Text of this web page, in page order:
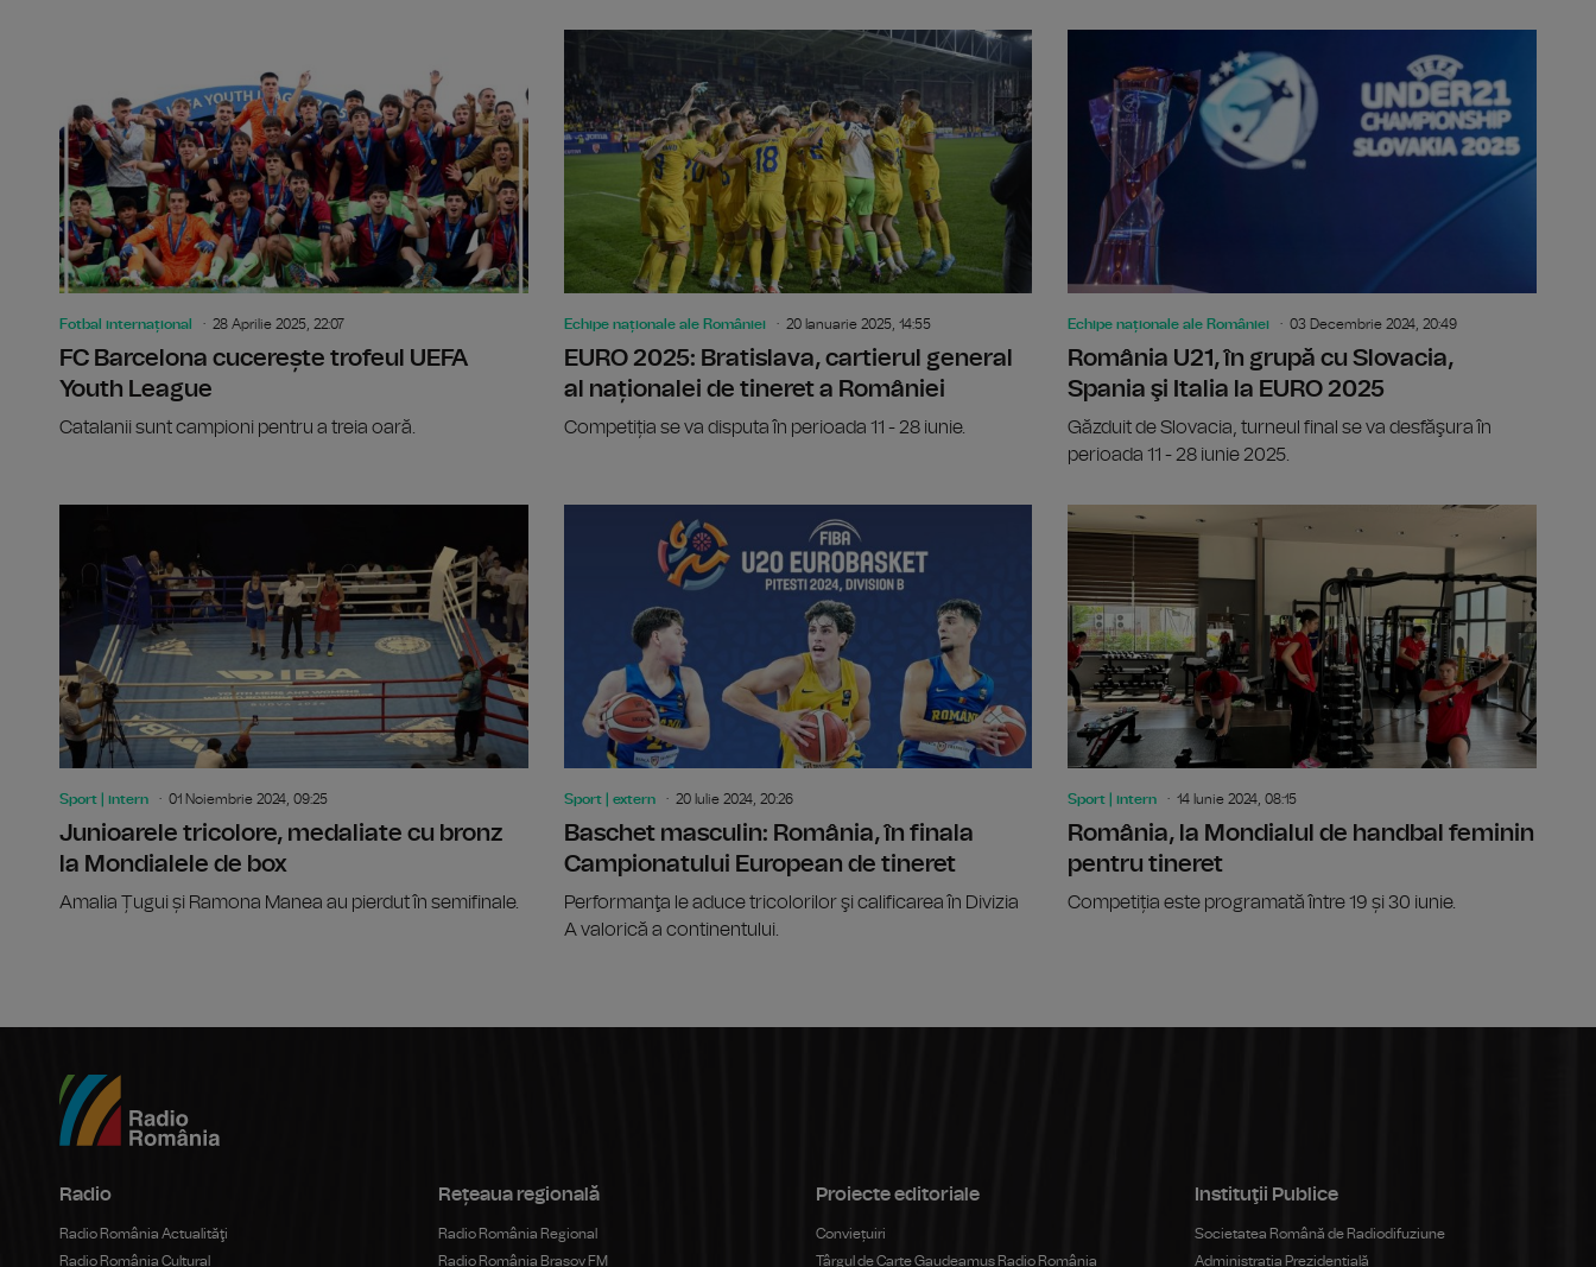
Fotbal internațional 28 Aprilie 2025, 22:07
FC Barcelona cucerește trofeul UEFA
Youth League
Catalanii sunt campioni pentru a treia oară.
FC Barcelona cucerește trofeul UEFA Youth League
Echipe naționale ale României 20 Ianuarie 2025, 14:55
EURO 2025: Bratislava, cartierul general
al naționalei de tineret a României
Competiția se va disputa în perioada 11 - 28 iunie.
Echipe naționale ale României 03 Decembrie 2024, 20:49
România U21, în grupă cu Slovacia,
Spania şi Italia la EURO 2025
Găzduit de Slovacia, turneul final se va desfăşura în
perioada 11 - 28 iunie 2025.
Sport | intern 01 Noiembrie 2024, 09:25
Junioarele tricolore, medaliate cu bronz
la Mondialele de box
Amalia Țugui și Ramona Manea au pierdut în semifinale.
Junioarele tricolore, medaliate cu bronz la Mondialele de box
Sport | extern 20 Iulie 2024, 20:26
Baschet masculin: România, în finala
Campionatului European de tineret
Performanţa le aduce tricolorilor şi calificarea în Divizia
A valorică a continentului.
Sport | intern 14 Iunie 2024, 08:15
România, la Mondialul de handbal feminin
pentru tineret
Competiția este programată între 19 și 30 iunie.
Radio
Radio România Actualităţi
Radio România Cultural
Rețeaua regională
Radio România Regional
Radio România Brașov FM
Proiecte editoriale
Conviețuiri
Târgul de Carte Gaudeamus Radio România
Instituţii Publice
Societatea Română de Radiodifuziune
Administrația Prezidențială